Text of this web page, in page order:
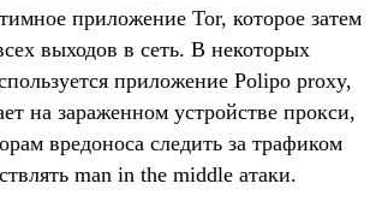
приложение Tor, которое затем
выходов в сеть. В некоторых
приложение Polipo proxy,
на зараженном устройстве прокси,
вредоноса следить за трафиком
man in the middle атаки.